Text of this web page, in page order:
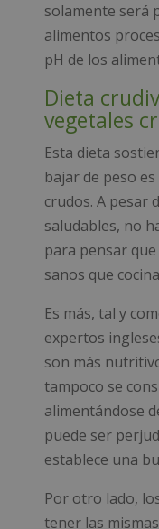
solamente será
alimentos
pH de los
Dieta
vegetales
Esta dieta
bajar de peso
crudos. A pesar
saludables, no
para pensar
sanos que
Es más, tal y
expertos
son más
tampoco se
alimentándose
puede ser
establece una
Por otro lado,
tener las